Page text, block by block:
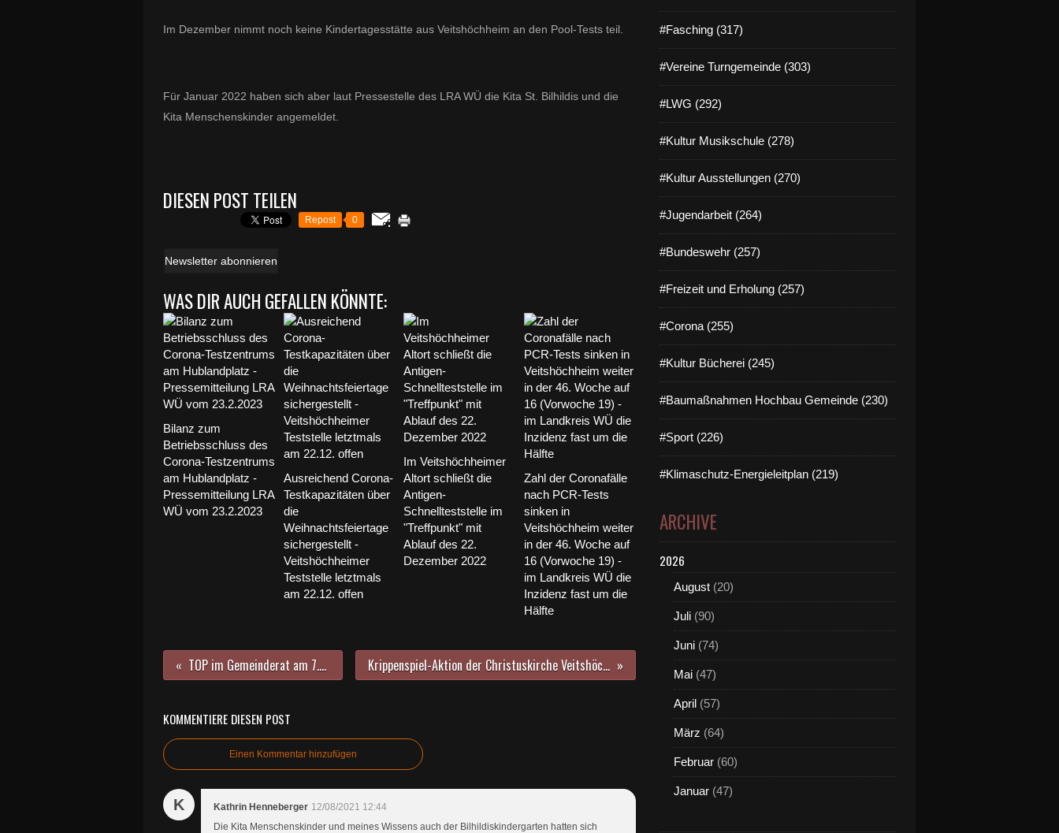
Im Dezember nimmt noch keine Kindertagesstätte aus Veitshöchheim an den Pool-Tests teil.
Für Januar 2022 haben sich aber laut Pressestelle des LRA WÜ die Kita St. Bilhildis und die
Kita Menschenskinder angemeldet.
DIESEN POST TEILEN
Repost 0
Newsletter abonnieren
WAS DIR AUCH GEFALLEN KÖNNTE:
Bilanz zum
Betriebsschluss des
Corona-Testzentrums
am Hublandplatz -
Pressemitteilung LRA
WÜ vom 23.2.2023
Ausreichend Corona-
Testkapazitäten über
die
Weihnachtsfeiertage
sichergestellt -
Veitshöchheimer
Teststelle letztmals
am 22.12. offen
Im Veitshöchheimer
Altort schließt die
Antigen-
Schnellteststelle im
"Treffpunkt" mit
Ablauf des 22.
Dezember 2022
Zahl der Coronafälle
nach PCR-Tests
sinken in
Veitshöchheim weiter
in der 46. Woche auf
16 (Vorwoche 19) -
im Landkreis WÜ die
Inzidenz fast um die
Hälfte
TOP im Gemeinderat am 7.12.: Winfried Knötgen scheidet zum Jahresende aus Krippenspiel-Aktion der Christuskirche Veitshöchheim erhielt Ehrenamtspreis 2021 der evangelisch-lutherischen Kirche in Bayern
KOMMENTIERE DIESEN POST
Einen Kommentar hinzufügen
K Kathrin Henneberger 12/08/2021 12:44
Die Kita Menschenskinder und meines Wissens auch der Bilhildiskindergarten hatten sich
#Fasching (317)
#Vereine Turngemeinde (303)
#LWG (292)
#Kultur Musikschule (278)
#Kultur Ausstellungen (270)
#Jugendarbeit (264)
#Bundeswehr (257)
#Freizeit und Erholung (257)
#Corona (255)
#Kultur Bücherei (245)
#Baumaßnahmen Hochbau Gemeinde (230)
#Sport (226)
#Klimaschutz-Energieleitplan (219)
ARCHIVE
2026
August (20)
Juli (90)
Juni (74)
Mai (47)
April (57)
März (64)
Februar (60)
Januar (47)